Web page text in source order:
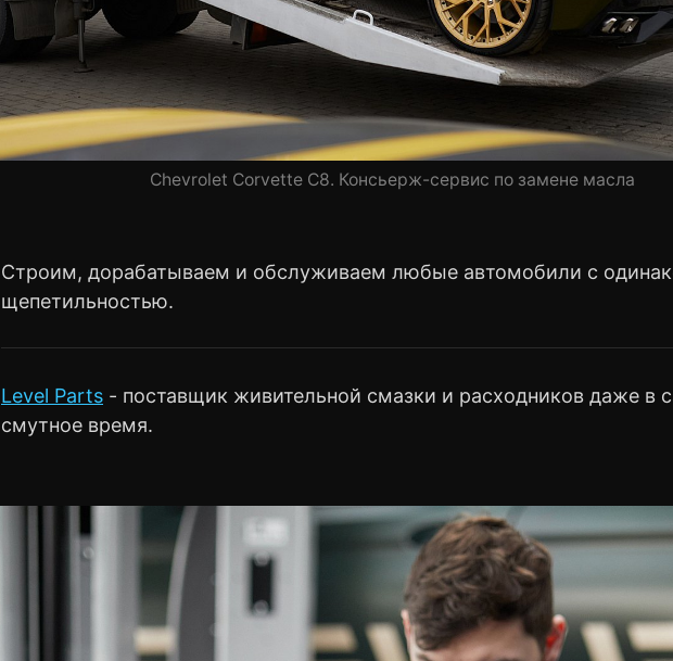
Chevrolet Corvette C8. Консьерж-сервис по замене масла
Строим, дорабатываем и обслуживаем любые автомобили с
щепетильностью.
Level Parts - поставщик живительной смазки и расходников даже в
смутное время.